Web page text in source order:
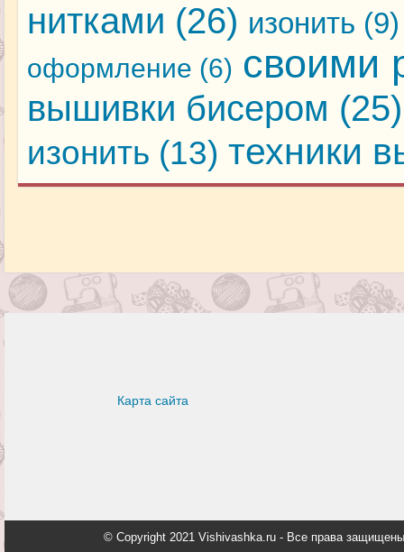
нитками (26) изонить (9)
оформление (6) своими
вышивки бисером (25)
изонить (13) техники
Карта сайта
© Copyright 2021 Vishivashka.ru - Все права